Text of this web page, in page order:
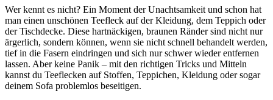
Wer kennt es nicht? Ein Moment der Unachtsamkeit und schon hat
man einen unschönen Teefleck auf der Kleidung, dem Teppich oder
der Tischdecke. Diese hartnäckigen, braunen Ränder sind nicht nur
ärgerlich, sondern können, wenn sie nicht schnell behandelt werden,
tief in die Fasern eindringen und sich nur schwer wieder entfernen
lassen. Aber keine Panik – mit den richtigen Tricks und Mitteln
kannst du Teeflecken auf Stoffen, Teppichen, Kleidung oder sogar
deinem Sofa problemlos beseitigen.